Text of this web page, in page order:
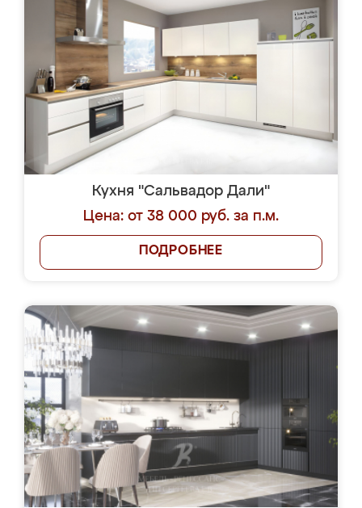
Кухня "Сальвадор Дали"
Цена: от 38 000 руб. за п.м.
ПОДРОБНЕЕ